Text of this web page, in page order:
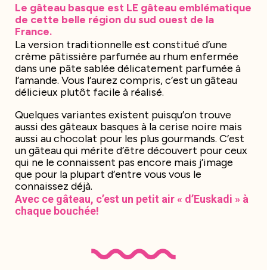
Le gâteau basque est LE gâteau emblématique
de cette belle région du sud ouest de la
France.
La version traditionnelle est constitué d’une
crème pâtissière parfumée au rhum enfermée
dans une pâte sablée délicatement parfumée à
l’amande. Vous l’aurez compris, c’est un gâteau
délicieux plutôt facile à réalisé.
Quelques variantes existent puisqu’on trouve
aussi des gâteaux basques à la cerise noire mais
aussi au chocolat pour les plus gourmands. C’est
un gâteau qui mérite d’être découvert pour ceux
qui ne le connaissent pas encore mais j’image
que pour la plupart d’entre vous vous le
connaissez déjà.
Avec ce gâteau, c’est un petit air « d’Euskadi » à
chaque bouchée!